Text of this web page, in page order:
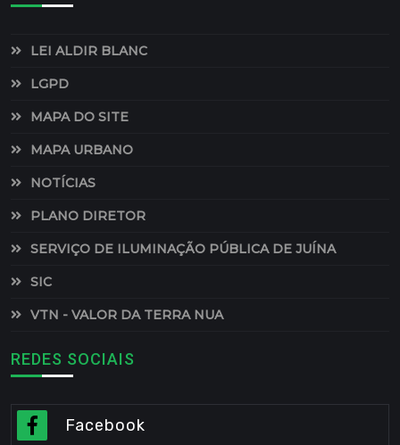
LEI ALDIR BLANC
LGPD
MAPA DO SITE
MAPA URBANO
NOTÍCIAS
PLANO DIRETOR
SERVIÇO DE ILUMINAÇÃO PÚBLICA DE JUÍNA
SIC
VTN - VALOR DA TERRA NUA
REDES SOCIAIS
Facebook